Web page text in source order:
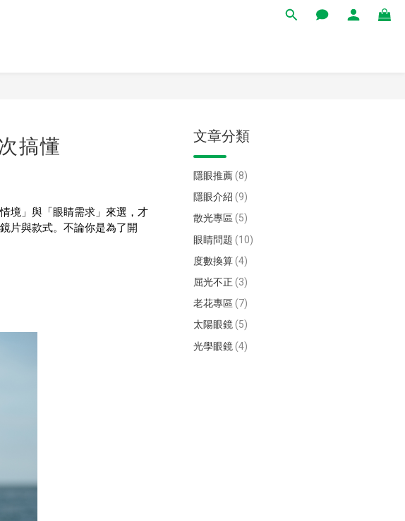
搞懂
境」與「眼睛需求」來選，才
片與款式。不論你是為了開
文章分類
隱眼推薦(8)
隱眼介紹 (9)
散光專區(5)
眼睛問題 (10)
度數換算(4)
屈光不正 (3)
老花專區(7)
太陽眼鏡(5)
光學眼鏡 (4)